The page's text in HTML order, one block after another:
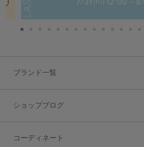
ブランド一覧
ショップブログ
コーディネート